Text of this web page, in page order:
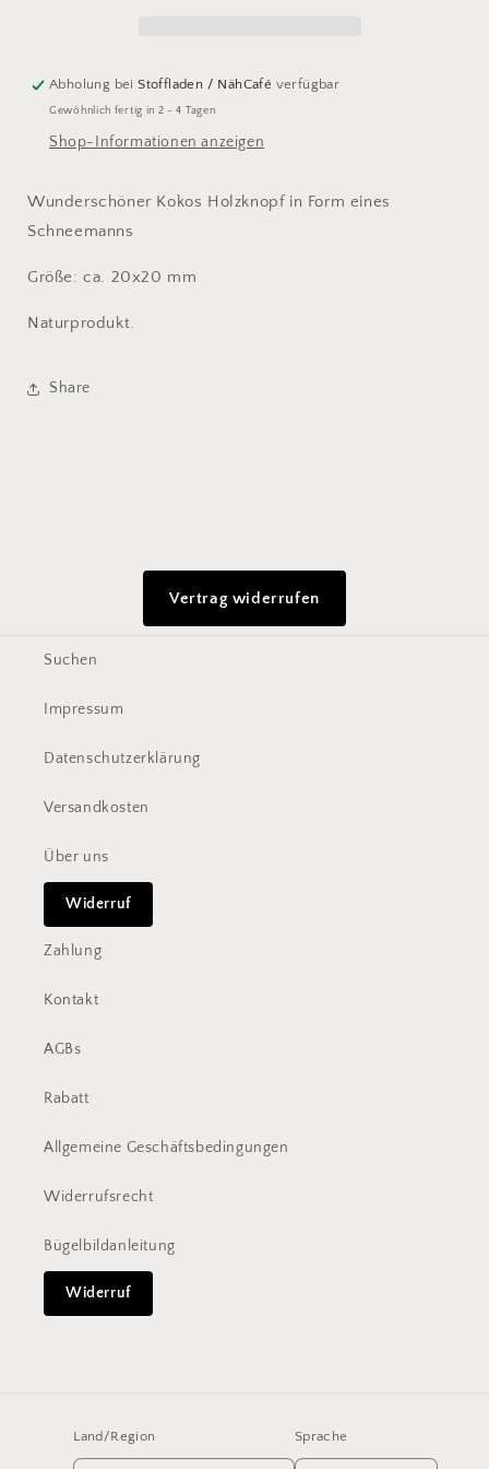
Abholung bei Stoffladen / NähCafé verfügbar
Gewöhnlich fertig in 2 - 4 Tagen
Shop-Informationen anzeigen
Wunderschöner Kokos Holzknopf in Form eines
Schneemanns
Größe: ca. 20x20 mm
Naturprodukt.
Share
Vertrag widerrufen
Suchen
Impressum
Datenschutzerklärung
Versandkosten
Über uns
Widerruf
Zahlung
Kontakt
AGBs
Rabatt
Allgemeine Geschäftsbedingungen
Widerrufsrecht
Bügelbildanleitung
Widerruf
Land/Region Sprache